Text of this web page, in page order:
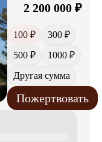
2 200 000 ₽
100 ₽
300 ₽
500 ₽
1000 ₽
Другая сумма
Пожертвовать